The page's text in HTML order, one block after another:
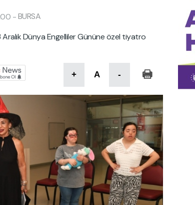
-BURSA
Dünya Engelliler Gününe özel tiyatro
+ A -